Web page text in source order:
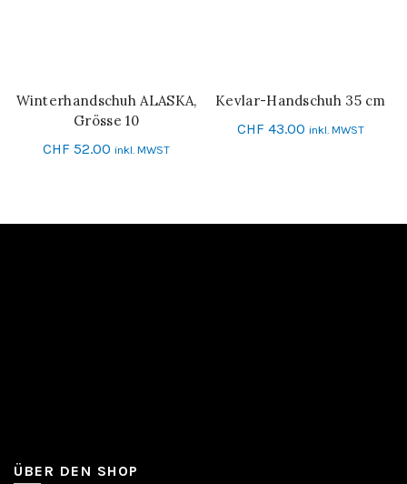
IN DEN WARENKORB
Winterhandschuh ALASKA,
Grösse 10
CHF 52.00 inkl. MWST
IN DEN WARENKORB
Kevlar-Handschuh 35 cm
CHF 43.00 inkl. MWST
ÜBER DEN SHOP